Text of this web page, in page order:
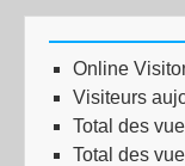
Online
Visiteurs
Total des
Total des